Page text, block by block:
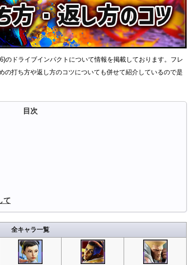
のドライブインパクトについて情報を掲載しております。フレ
の打ち方や返し方のコツについても併せて紹介しているので是
て
全キャラ一覧